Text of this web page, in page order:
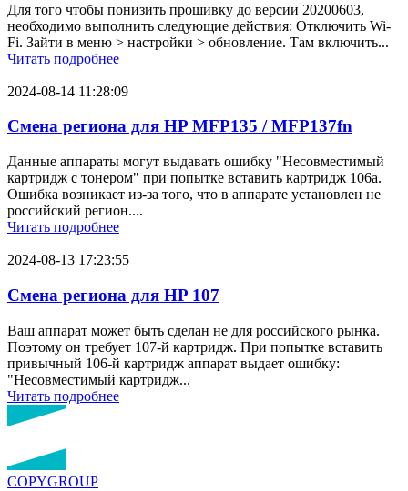
Для того чтобы понизить прошивку до версии 20200603,
необходимо выполнить следующие действия: Отключить Wi-
Fi. Зайти в меню > настройки > обновление. Там включить...
Читать подробнее
2024-08-14 11:28:09
Смена региона для HP MFP135 / MFP137fn
Данные аппараты могут выдавать ошибку "Несовместимый
картридж с тонером" при попытке вставить картридж 106a.
Ошибка возникает из-за того, что в аппарате установлен не
российский регион....
Читать подробнее
2024-08-13 17:23:55
Смена региона для HP 107
Ваш аппарат может быть сделан не для российского рынка.
Поэтому он требует 107-й картридж. При попытке вставить
привычный 106-й картридж аппарат выдает ошибку:
"Несовместимый картридж...
Читать подробнее
COPYGROUP